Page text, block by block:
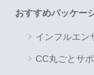
おすすめパッケー
インフルエン
CC丸ごとサ